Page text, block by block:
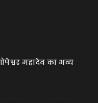
महादेव का भव्य